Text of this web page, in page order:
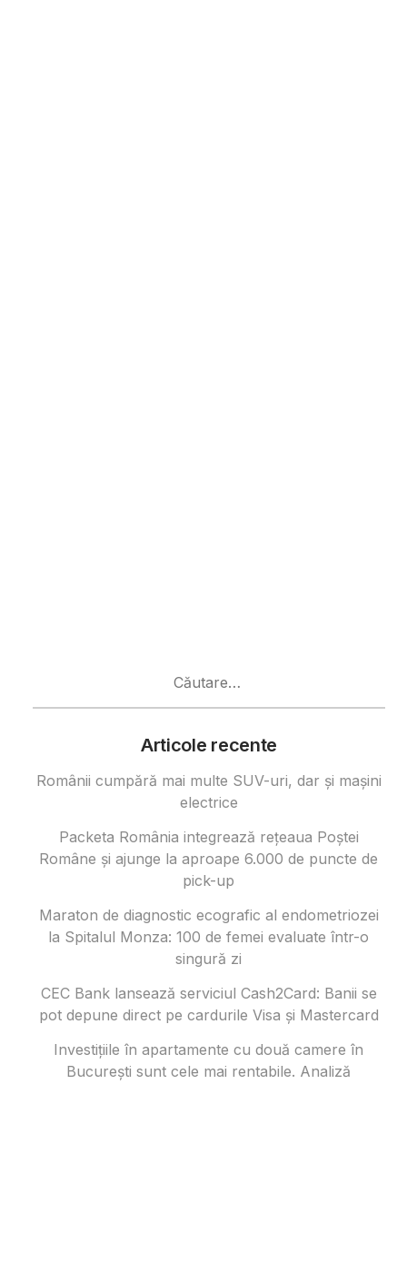
Articole recente
Românii cumpără mai multe SUV-uri, dar și mașini
electrice
Packeta România integrează rețeaua Poștei
Române și ajunge la aproape 6.000 de puncte de
pick-up
Maraton de diagnostic ecografic al endometriozei
la Spitalul Monza: 100 de femei evaluate într-o
singură zi
CEC Bank lansează serviciul Cash2Card: Banii se
pot depune direct pe cardurile Visa și Mastercard
Investițiile în apartamente cu două camere în
București sunt cele mai rentabile. Analiză